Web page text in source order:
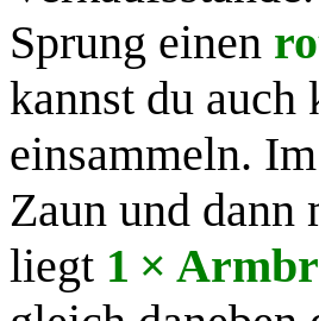
Sprung einen
kannst du
einsammeln.
Zaun und dann
liegt 1 ×